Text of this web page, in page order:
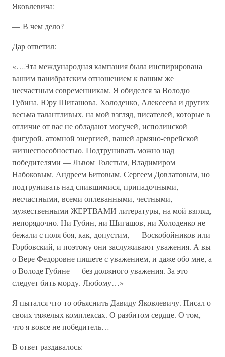
Яковлевича:
— В чем дело?
Дар ответил:
«…Эта международная кампания была инспирирована
вашим панибратским отношением к вашим же
несчастным современникам. Я обиделся за Володю
Губина, Юру Шигашова, Холоденко, Алексеева и других
весьма талантливых, на мой взгляд, писателей, которые в
отличие от вас не обладают могучей, исполинской
фигурой, атомной энергией, вашей армяно-еврейской
жизнеспособностью. Подтрунивать можно над
победителями — Львом Толстым, Владимиром
Набоковым, Андреем Битовым, Сергеем Довлатовым, но
подтрунивать над спившимися, припадочными,
несчастными, всеми оплеванными, честными,
мужественными ЖЕРТВАМИ литературы, на мой взгляд,
непорядочно. Ни Губин, ни Шигашов, ни Холоденко не
бежали с поля боя, как, допустим, — Воскобойников или
Горбовский, и поэтому они заслуживают уважения. А вы
о Вере Федоровне пишете с уважением, и даже обо мне, а
о Володе Губине — без должного уважения. За это
следует бить морду. Любому…»
Я пытался что-то объяснить Давиду Яковлевичу. Писал о
своих тяжелых комплексах. О разбитом сердце. О том,
что я вовсе не победитель…
В ответ раздавалось: